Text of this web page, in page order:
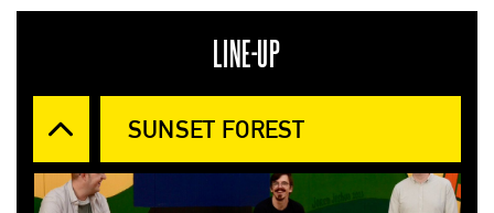
LINE-UP
SUNSET FOREST